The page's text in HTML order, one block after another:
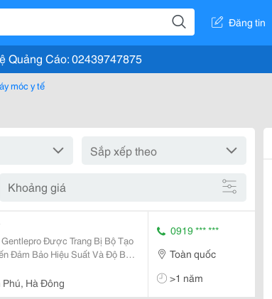
Đăng tin
Quảng Cáo: 02439747875
móc y tế
Khoảng giá
Đảm Bảo Hiệu Suất Và Độ Bền
Hà Đông
0919 *** ***
Toàn quốc
>1 năm